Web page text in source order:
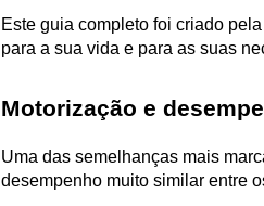
Este guia completo foi criado
para a sua vida e para as suas
Motorização e
Uma das semelhanças mais
desempenho muito similar entre